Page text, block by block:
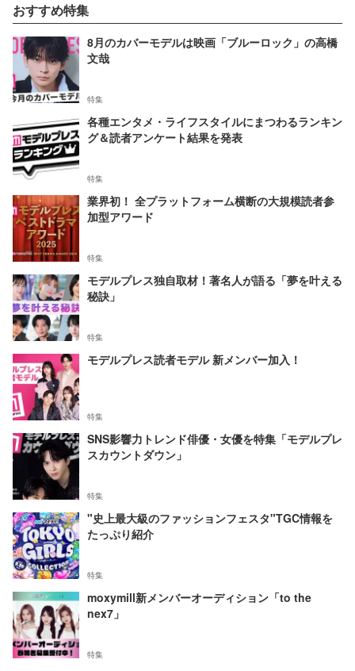
おすすめ特集
8月のカバーモデルは映画「ブルーロック」の高橋
文哉
特集
各種エンタメ・ライフスタイルにまつわるランキン
グ＆読者アンケート結果を発表
特集
業界初！ 全プラットフォーム横断の大規模読者参
加型アワード
特集
モデルプレス独自取材！著名人が語る「夢を叶える
秘訣」
特集
モデルプレス読者モデル 新メンバー加入！
特集
SNS影響力トレンド俳優・女優を特集「モデルプレ
スカウントダウン」
特集
"史上最大級のファッションフェスタ"TGC情報を
たっぷり紹介
特集
moxymill新メンバーオーディション「to the
nex7」
特集